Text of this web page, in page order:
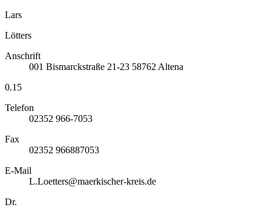
Lars
Lötters
Anschrift
001 Bismarckstraße 21-23 58762 Altena
0.15
Telefon
02352 966-7053
Fax
02352 966887053
E-Mail
L.Loetters@maerkischer-kreis.de
Dr.